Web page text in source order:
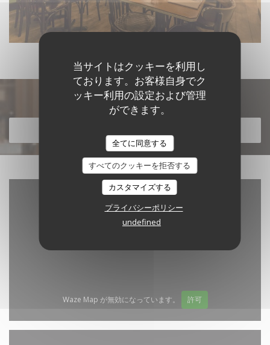
当サイトはクッキーを利用し
ております。お客様自身でク
ッキー利用の設定および管理
ができます。
全てに同意する
すべてのクッキーを拒否する
カスタマイズする
プライバシーポリシー
undefined
メニューを発見する
Waze Map が無効になっています。 許可